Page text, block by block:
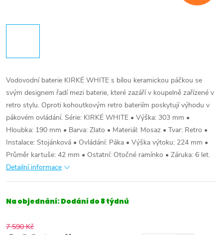
Vodovodní baterie KIRKÉ WHITE s bílou keramickou páčkou se
svým designem řadí mezi baterie, které zazáří v koupelně zařízené v
retro stylu. Oproti kohoutkovým retro bateriím poskytují výhodu v
pákovém ovládání. Série: KIRKÉ WHITE • Výška: 303 mm •
Hloubka: 190 mm • Barva: Zlato • Materiál: Mosaz • Tvar: Retro •
Instalace: Stojánková • Ovládání: Páka • Výška výtoku: 224 mm •
Průměr kartuše: 42 mm • Ostatní: Otočné ramínko • Záruka: 6 let.
Detailní informace
Na objednání: Dodání do 8 týdnů
7 590 Kč